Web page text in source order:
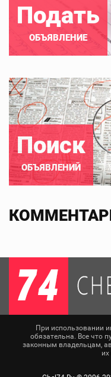
Подать
ОБЪЯВЛЕНИЕ
Поиск
ОБЪЯВЛЕНИЙ
При использовании
обязательна. Все что
законным владельцам,